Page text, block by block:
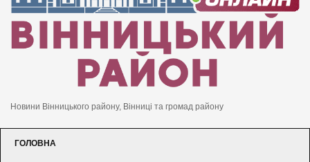
Новини Вінницького району, Вінниці та громад району
ГОЛОВНА